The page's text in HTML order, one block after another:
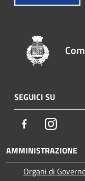
SEGUICI SU
FacebookInstagram
AMMINISTRAZIONE
Organi di